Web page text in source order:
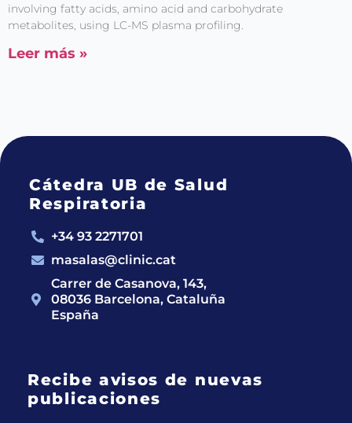
involving fatty acids, amino acid and carbohydrate
metabolites, using LC-MS plasma profiling.
Leer más »
Cátedra UB de Salud
Respiratoria
+34 93 2271701
masalas@clinic.cat
Carrer de Casanova, 143,
08036 Barcelona, Cataluña
España
Recibe avisos de nuevas
publicaciones